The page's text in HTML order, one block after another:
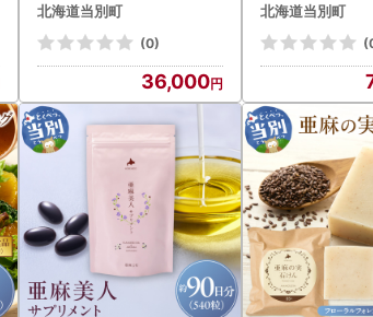
北海道当別町
(0)
36,000
北海道当別町